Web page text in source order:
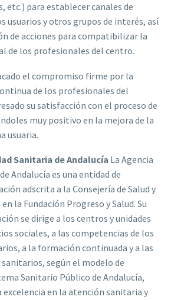
etc.) para establecer canales de
usuarios y otros grupos de interés, así
de acciones para compatibilizar la
de los profesionales del centro.
el compromiso firme por la
de los profesionales del
su satisfacción con el proceso de
muy positivo en la mejora de la
usuaria.
Sanitaria de Andalucía La Agencia
Andalucía es una entidad de
adscrita a la Consejería de Salud y
la Fundación Progreso y Salud. Su
se dirige a los centros y unidades
sociales, a las competencias de los
a la formación continuada y a las
según el modelo de
Sanitario Público de Andalucía,
excelencia en la atención sanitaria y